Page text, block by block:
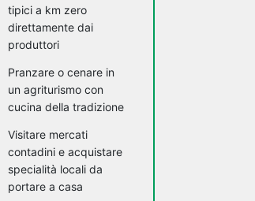
tipici a km zero
direttamente dai
produttori
Pranzare o cenare in
un agriturismo con
cucina della tradizione
Visitare mercati
contadini e acquistare
specialità locali da
portare a casa